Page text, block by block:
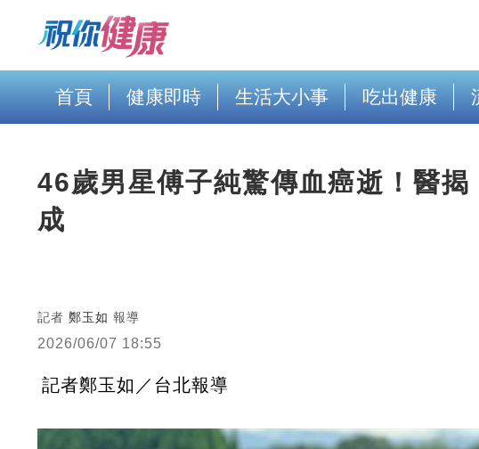
首頁 健康即時 生活大小事 吃出健康
46歲男星傅子純驚傳血癌逝！醫
成
記者 鄭玉如 報導
2026/06/07 18:55
記者鄭玉如／台北報導